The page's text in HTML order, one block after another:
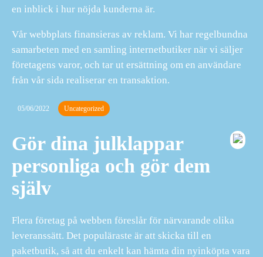
en inblick i hur nöjda kunderna är.
Vår webbplats finansieras av reklam. Vi har regelbundna
samarbeten med en samling internetbutiker när vi säljer
företagens varor, och tar ut ersättning om en användare
från vår sida realiserar en transaktion.
05/06/2022 Uncategorized
Gör dina julklappar
personliga och gör dem
själv
Flera företag på webben föreslår för närvarande olika
leveranssätt. Det populäraste är att skicka till en
paketbutik, så att du enkelt kan hämta din nyinköpta vara